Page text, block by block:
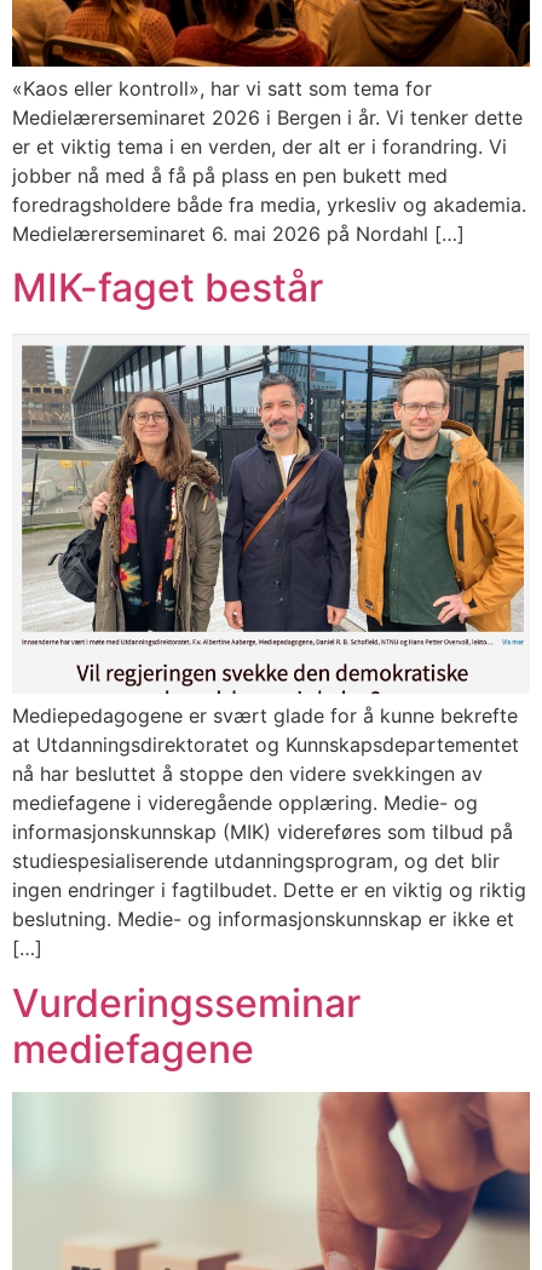
«Kaos eller kontroll», har vi satt som tema for
Medielærerseminaret 2026 i Bergen i år. Vi tenker dette
er et viktig tema i en verden, der alt er i forandring. Vi
jobber nå med å få på plass en pen bukett med
foredragsholdere både fra media, yrkesliv og akademia.
Medielærerseminaret 6. mai 2026 på Nordahl […]
MIK-faget består
Mediepedagogene er svært glade for å kunne bekrefte
at Utdanningsdirektoratet og Kunnskapsdepartementet
nå har besluttet å stoppe den videre svekkingen av
mediefagene i videregående opplæring. Medie- og
informasjonskunnskap (MIK) videreføres som tilbud på
studiespesialiserende utdanningsprogram, og det blir
ingen endringer i fagtilbudet. Dette er en viktig og riktig
beslutning. Medie- og informasjonskunnskap er ikke et
[…]
Vurderingsseminar
mediefagene